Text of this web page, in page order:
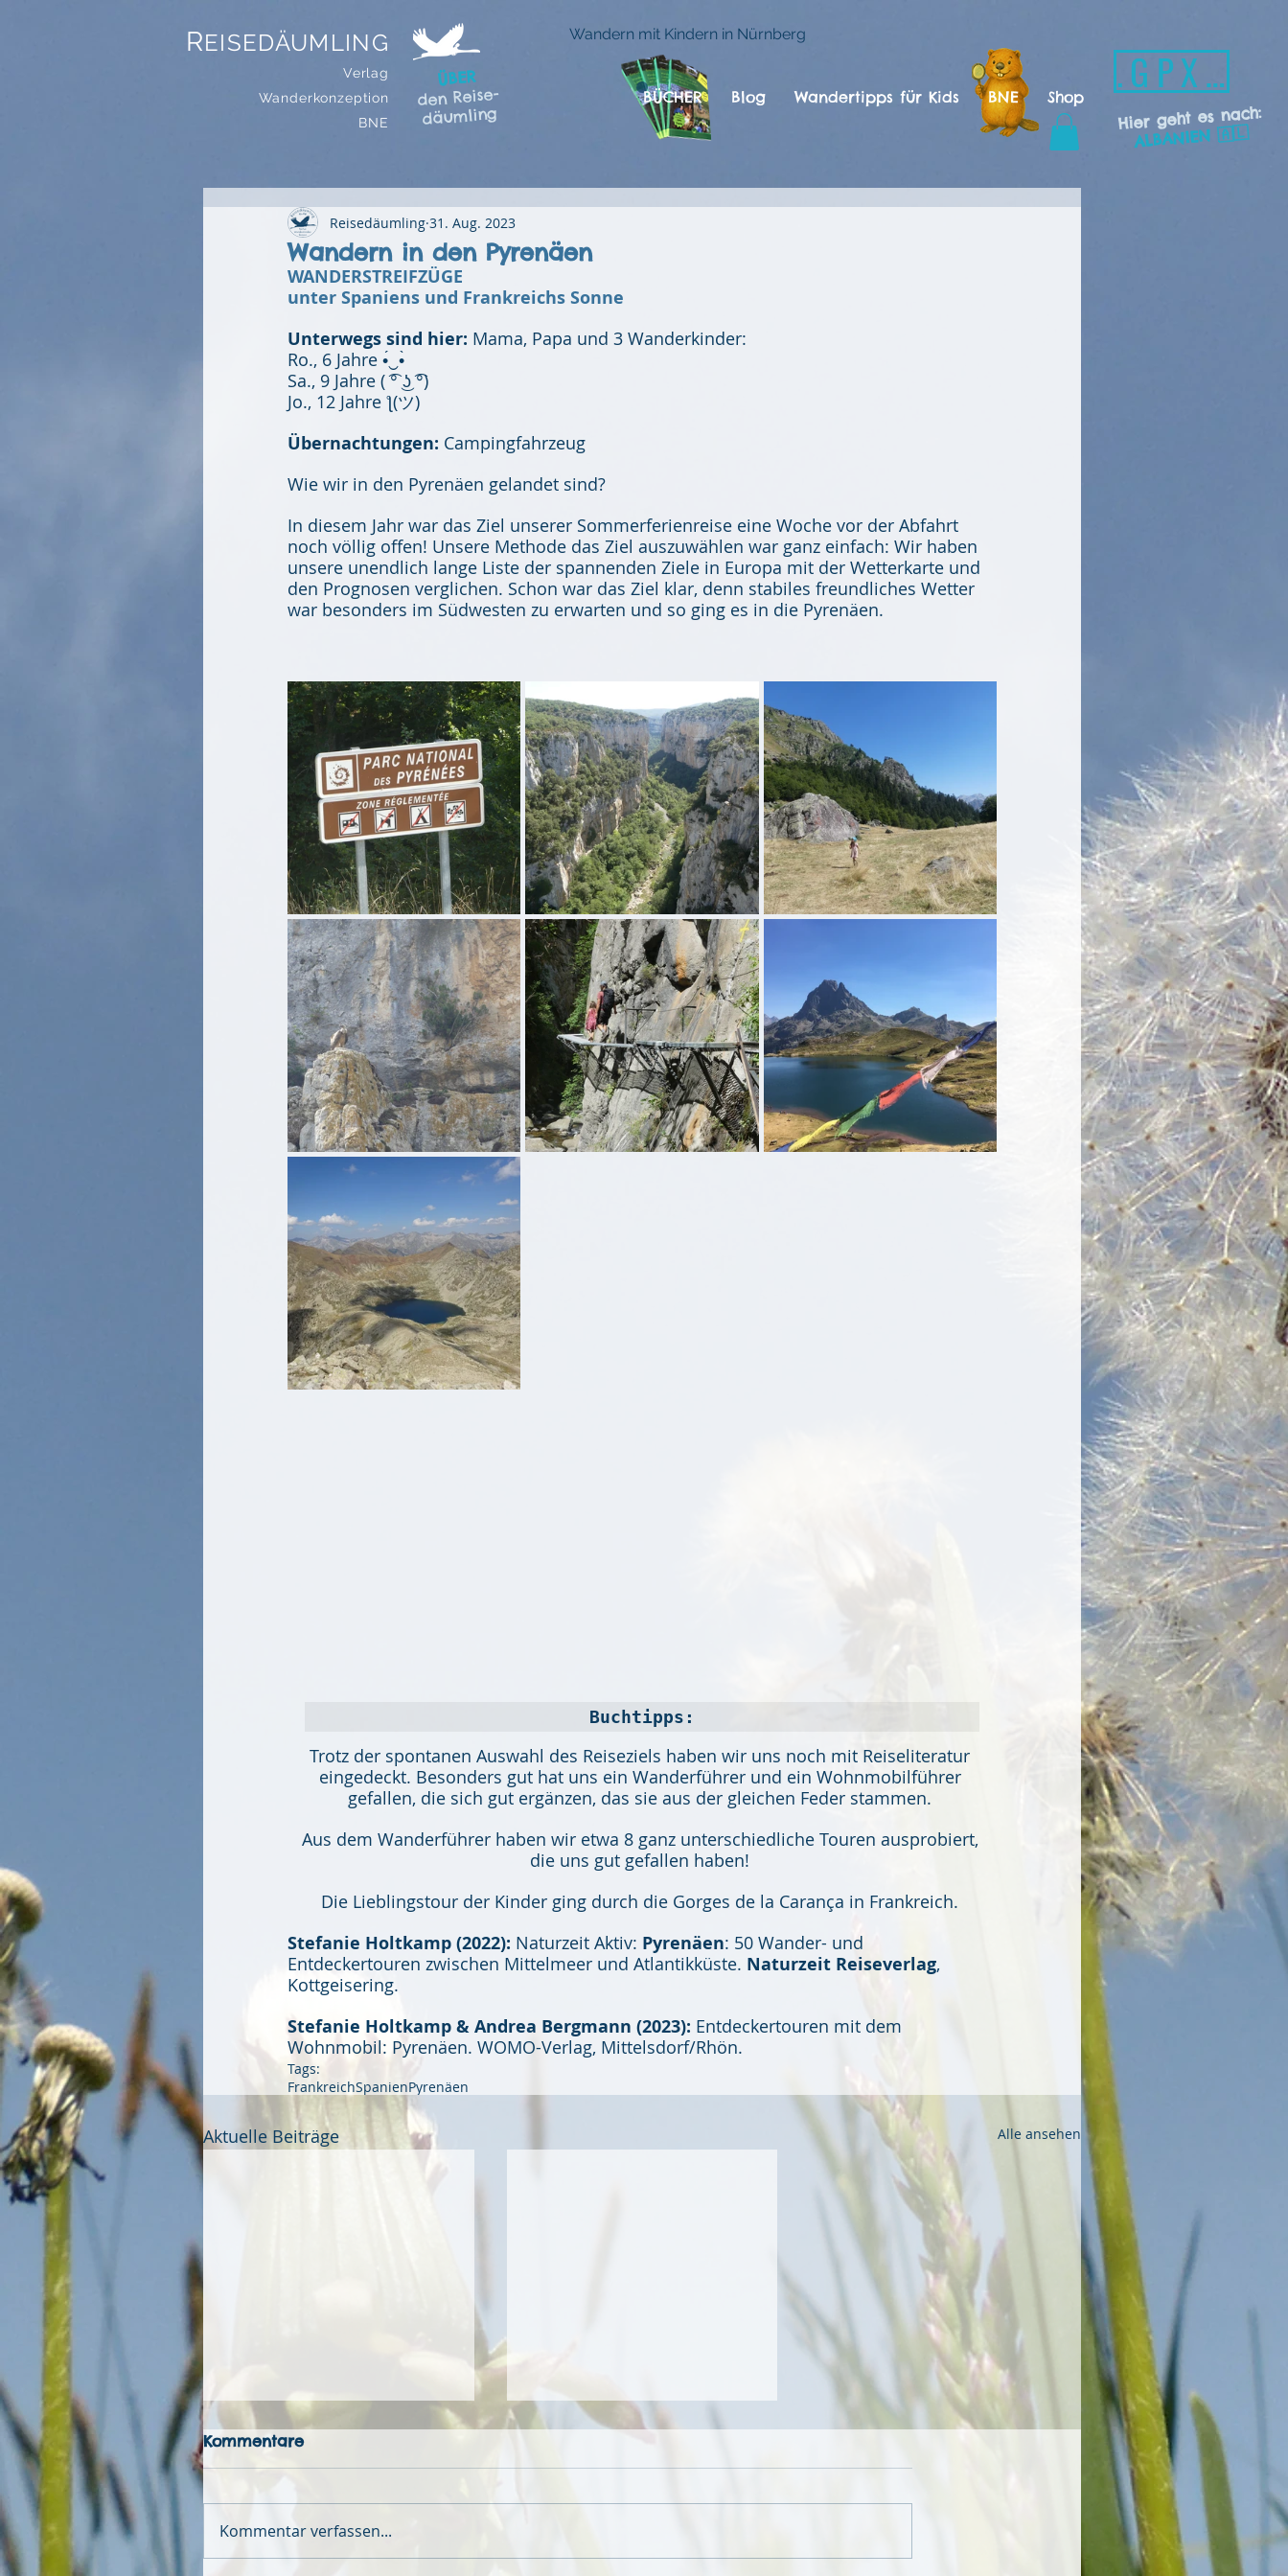
REISEDÄUMLING
Verlag
Wanderkonzeption
BNE
Wandern mit Kindern in Nürnberg
BÜCHER Blog Wandertipps für Kids BNE Shop
ÜBER
den Reise-
däumling
.GPX -Download
Hier geht es nach:
ALBANIEN 🇦🇱
Wandern in den Pyrenäen
Reisedäumling 31. Aug. 2023
WANDERSTREIFZÜGE
unter Spaniens und Frankreichs Sonne
Unterwegs sind hier: Mama, Papa und 3 Wanderkinder:
Ro., 6 Jahre •́‿•̀
Sa., 9 Jahre ( ͡° ͜ʖ ͡°)
Jo., 12 Jahre ƪ(ツ)
Übernachtungen: Campingfahrzeug
Wie wir in den Pyrenäen gelandet sind?
In diesem Jahr war das Ziel unserer Sommerferienreise eine Woche vor der Abfahrt
noch völlig offen! Unsere Methode das Ziel auszuwählen war ganz einfach: Wir haben
unsere unendlich lange Liste der spannenden Ziele in Europa mit der Wetterkarte und
den Prognosen verglichen. Schon war das Ziel klar, denn stabiles freundliches Wetter
war besonders im Südwesten zu erwarten und so ging es in die Pyrenäen.
Buchtipps:
Trotz der spontanen Auswahl des Reiseziels haben wir uns noch mit Reiseliteratur
eingedeckt. Besonders gut hat uns ein Wanderführer und ein Wohnmobilführer
gefallen, die sich gut ergänzen, das sie aus der gleichen Feder stammen.
Aus dem Wanderführer haben wir etwa 8 ganz unterschiedliche Touren ausprobiert,
die uns gut gefallen haben!
Die Lieblingstour der Kinder ging durch die Gorges de la Carança in Frankreich.
Stefanie Holtkamp (2022): Naturzeit Aktiv: Pyrenäen: 50 Wander- und
Entdeckertouren zwischen Mittelmeer und Atlantikküste. Naturzeit Reiseverlag,
Kottgeisering.
Stefanie Holtkamp & Andrea Bergmann (2023): Entdeckertouren mit dem
Wohnmobil: Pyrenäen. WOMO-Verlag, Mittelsdorf/Rhön.
Tags:
FrankreichSpanienPyrenäen
Aktuelle Beiträge Alle ansehen
Kommentare
Kommentar verfassen...